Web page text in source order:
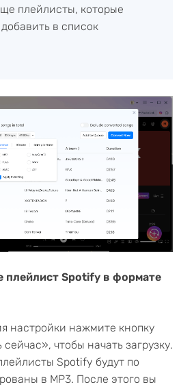
плейлисты, которые
в список
плейлист Spotify в формате
настройки нажмите кнопку
чтобы начать загрузку.
Spotify будут по
в MP3. После этого вы